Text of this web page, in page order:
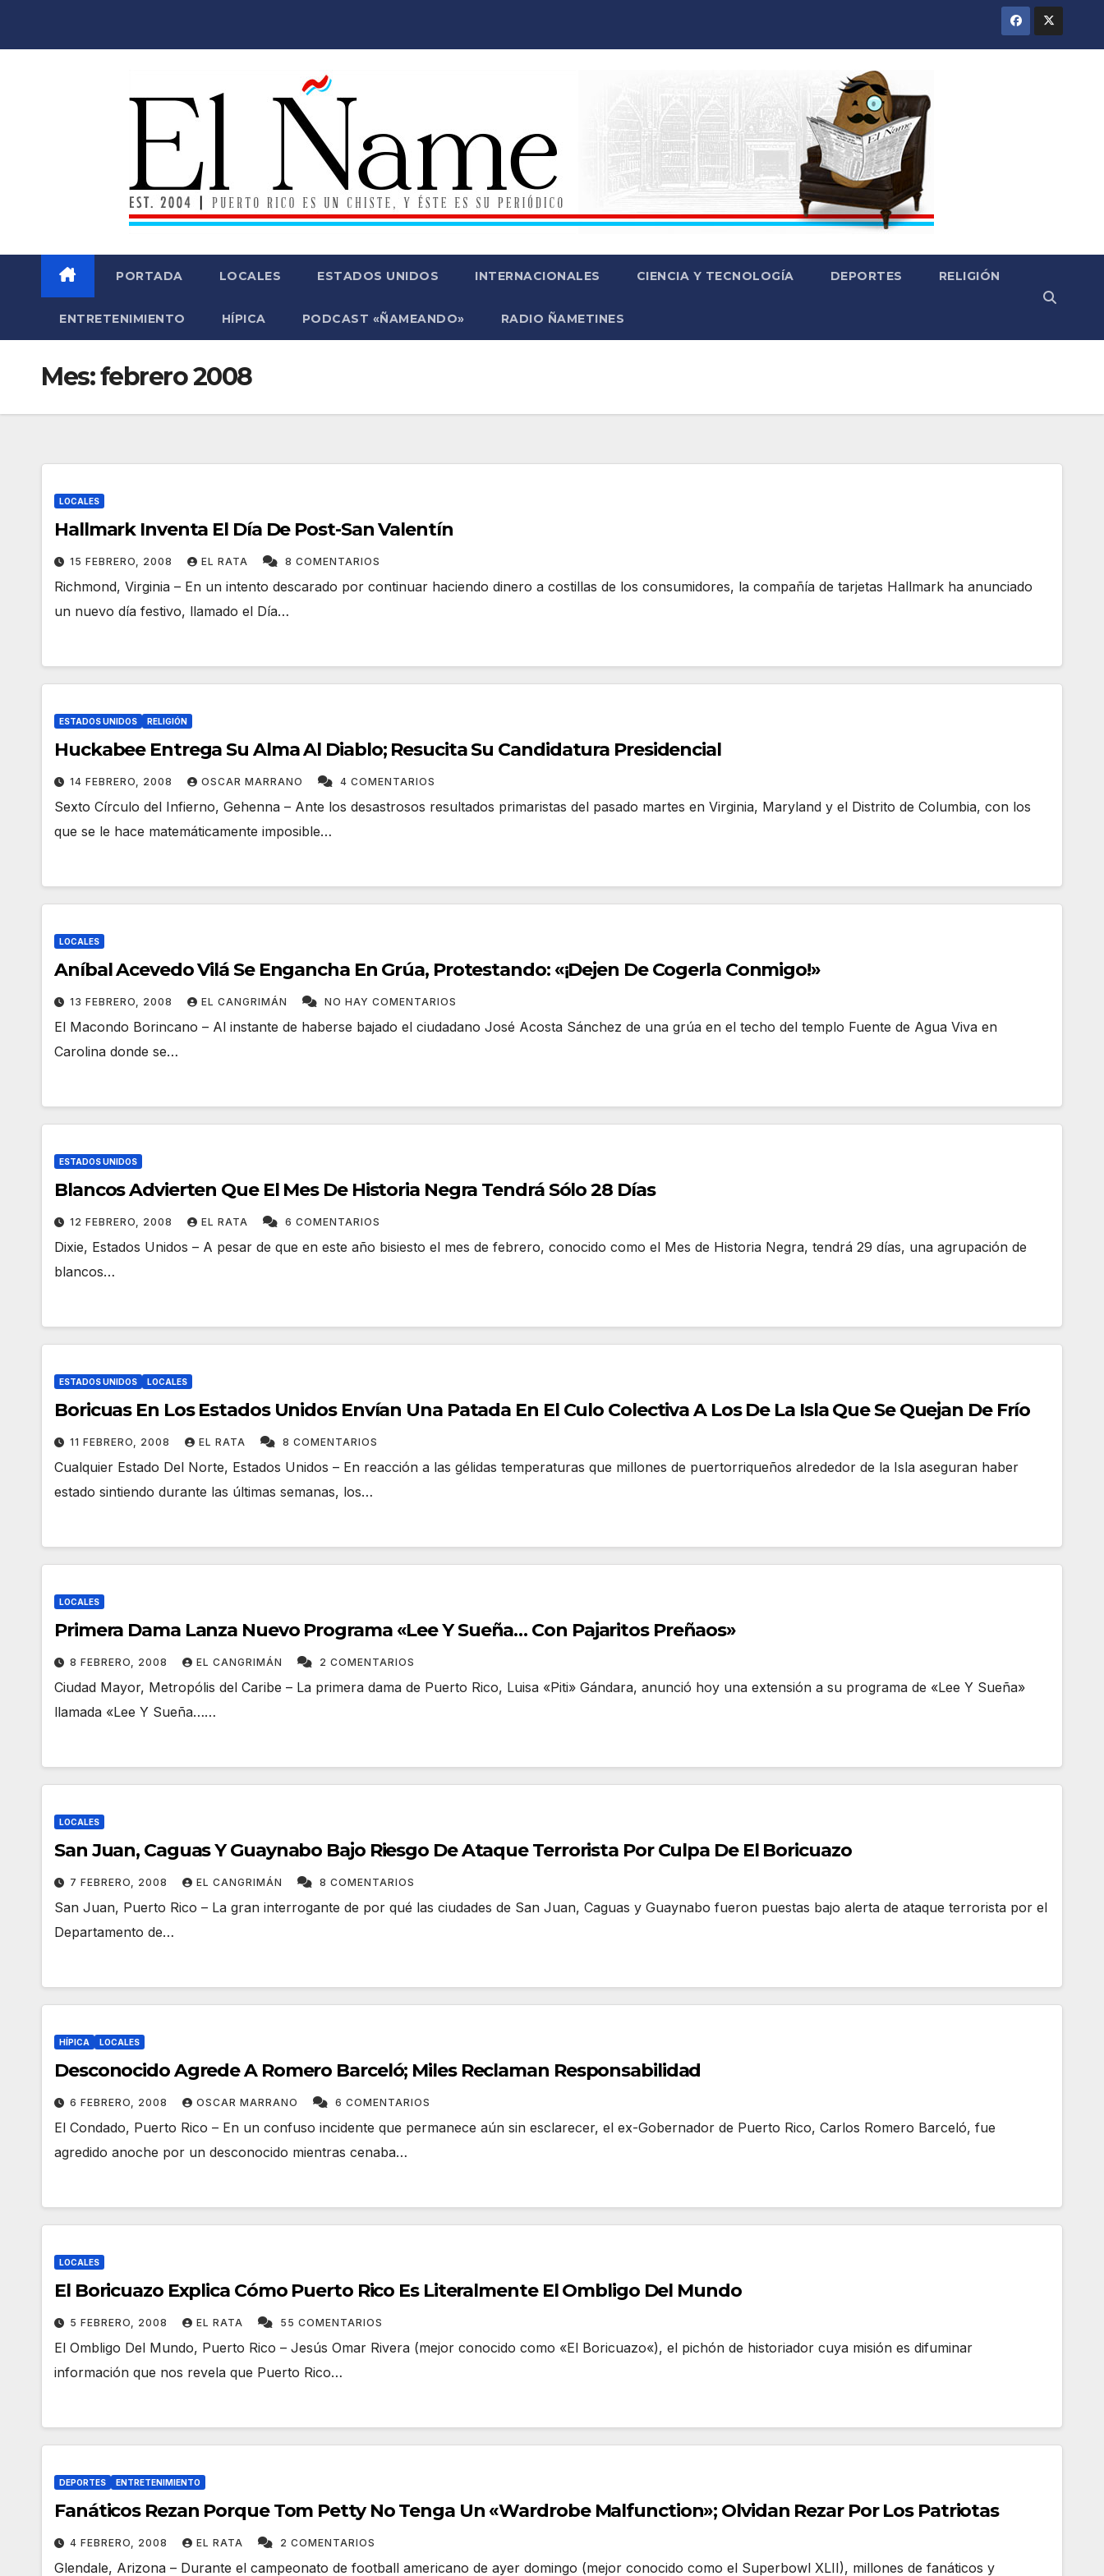
PORTADA LOCALES ESTADOS UNIDOS INTERNACIONALES CIENCIA Y TECNOLOGÍA DEPORTES RELIGIÓN
ENTRETENIMIENTO HÍPICA PODCAST «ÑAMEANDO» RADIO ÑAMETINES
Mes:febrero 2008
LOCALES
Hallmark Inventa El Día De Post-San Valentín
15 FEBRERO, 2008 EL RATA 8 COMENTARIOS
Richmond, Virginia – En un intento descarado por continuar haciendo dinero a costillas de los consumidores, la compañía de tarjetas Hallmark ha anunciado
un nuevo día festivo, llamado el Día…
ESTADOS UNIDOS RELIGIÓN
Huckabee Entrega Su Alma Al Diablo; Resucita Su Candidatura Presidencial
14 FEBRERO, 2008 OSCAR MARRANO 4 COMENTARIOS
Sexto Círculo del Infierno, Gehenna – Ante los desastrosos resultados primaristas del pasado martes en Virginia, Maryland y el Distrito de Columbia, con los
que se le hace matemáticamente imposible…
LOCALES
Aníbal Acevedo Vilá Se Engancha En Grúa, Protestando: «¡Dejen De Cogerla Conmigo!»
13 FEBRERO, 2008 EL CANGRIMÁN NO HAY COMENTARIOS
El Macondo Borincano – Al instante de haberse bajado el ciudadano José Acosta Sánchez de una grúa en el techo del templo Fuente de Agua Viva en
Carolina donde se…
ESTADOS UNIDOS
Blancos Advierten Que El Mes De Historia Negra Tendrá Sólo 28 Días
12 FEBRERO, 2008 EL RATA 6 COMENTARIOS
Dixie, Estados Unidos – A pesar de que en este año bisiesto el mes de febrero, conocido como el Mes de Historia Negra, tendrá 29 días, una agrupación de
blancos…
ESTADOS UNIDOS LOCALES
Boricuas En Los Estados Unidos Envían Una Patada En El Culo Colectiva A Los De La Isla Que Se Quejan De Frío
11 FEBRERO, 2008 EL RATA 8 COMENTARIOS
Cualquier Estado Del Norte, Estados Unidos – En reacción a las gélidas temperaturas que millones de puertorriqueños alrededor de la Isla aseguran haber
estado sintiendo durante las últimas semanas, los…
LOCALES
Primera Dama Lanza Nuevo Programa «Lee Y Sueña… Con Pajaritos Preñaos»
8 FEBRERO, 2008 EL CANGRIMÁN 2 COMENTARIOS
Ciudad Mayor, Metropólis del Caribe – La primera dama de Puerto Rico, Luisa «Piti» Gándara, anunció hoy una extensión a su programa de «Lee Y Sueña»
llamada «Lee Y Sueña……
LOCALES
San Juan, Caguas Y Guaynabo Bajo Riesgo De Ataque Terrorista Por Culpa De El Boricuazo
7 FEBRERO, 2008 EL CANGRIMÁN 8 COMENTARIOS
San Juan, Puerto Rico – La gran interrogante de por qué las ciudades de San Juan, Caguas y Guaynabo fueron puestas bajo alerta de ataque terrorista por el
Departamento de…
HÍPICA LOCALES
Desconocido Agrede A Romero Barceló; Miles Reclaman Responsabilidad
6 FEBRERO, 2008 OSCAR MARRANO 6 COMENTARIOS
El Condado, Puerto Rico – En un confuso incidente que permanece aún sin esclarecer, el ex-Gobernador de Puerto Rico, Carlos Romero Barceló, fue
agredido anoche por un desconocido mientras cenaba…
LOCALES
El Boricuazo Explica Cómo Puerto Rico Es Literalmente El Ombligo Del Mundo
5 FEBRERO, 2008 EL RATA 55 COMENTARIOS
El Ombligo Del Mundo, Puerto Rico – Jesús Omar Rivera (mejor conocido como «El Boricuazo«), el pichón de historiador cuya misión es difuminar
información que nos revela que Puerto Rico…
DEPORTES ENTRETENIMIENTO
Fanáticos Rezan Porque Tom Petty No Tenga Un «Wardrobe Malfunction»; Olvidan Rezar Por Los Patriotas
4 FEBRERO, 2008 EL RATA 2 COMENTARIOS
Glendale, Arizona – Durante el campeonato de football americano de ayer domingo (mejor conocido como el Superbowl XLII), millones de fanáticos y